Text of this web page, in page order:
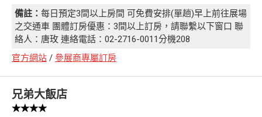
備註： 每日預定3間以上房間 可免費安排(單趟)早上前往展場
之交通車 團體訂房優惠：3間以上訂房，請聯繫以下窗口 聯
絡人：唐玫 連絡電話：02-2716-0011分機208
官方網站 / 參展商專屬訂房
兄弟大飯店
★★★★